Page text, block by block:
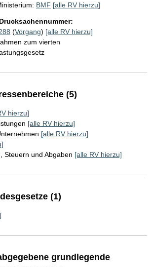
BMF [alle RV hierzu]
(Vorgang) [alle RV hierzu]
zum vierten
(5)
hierzu]
[alle RV hierzu]
[alle RV hierzu]
Steuern und Abgaben [alle RV hierzu]
(1)
grundlegende